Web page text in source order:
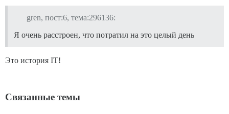
gren, пост:6, тема:296136:
Я очень расстроен, что потратил на это целый день
Это история IT!
Связанные темы